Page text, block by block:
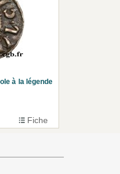
à la légende
Fiche